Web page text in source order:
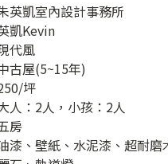
英凱室內設計事務所
凱Kevin
代風
古屋(5~15年)
坪
人：2人，小孩：2人
房
漆、壁紙、水泥漆、超耐